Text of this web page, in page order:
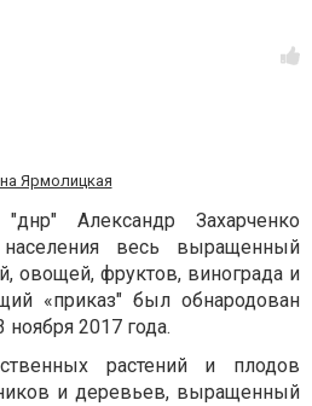
Ярмолицкая
"днр" Александр Захарченко
весь выращенный
овощей, фруктов, винограда и
«приказ" был обнародован
ноября 2017 года.
растений и плодов
и деревьев, выращенный